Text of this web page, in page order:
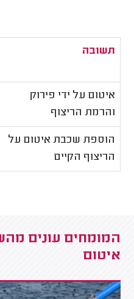
תשובה
איטום על ידי פירוק
והרמת הריצוף
הוספת שכבת איטום על
הריצוף הקיים
המומחים עונים
איטום